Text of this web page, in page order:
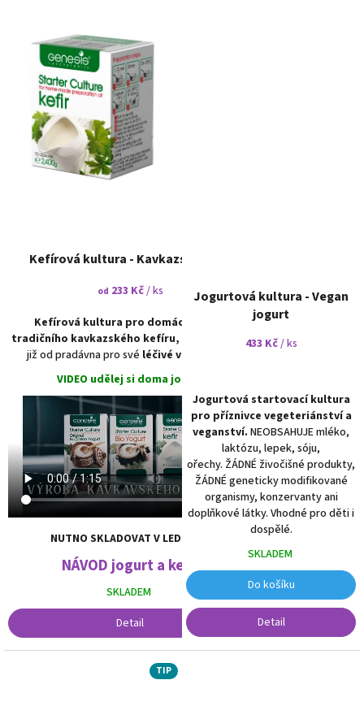
Kefírová kultura - Kavkazský kefir
od 233 Kč/ ks
Kefírová kultura pro domácí výrobu
tradičního kavkazského kefíru,
který je znám
již od pradávna pro své léčivé vlastnosti.
VIDEO udělej si doma jogurt:
NUTNO SKLADOVAT V LEDNICI !!
NÁVOD jogurt a kefír
SKLADEM
Detail
Jogurtová kultura - Vegan
jogurt
433 Kč/ ks
Jogurtová startovací kultura
pro příznivce vegeteriánství a
veganství. NEOBSAHUJE mléko,
laktózu, lepek, sóju,
ořechy. ŽÁDNÉ živočišné produkty,
ŽÁDNÉ geneticky modifikované
organismy, konzervanty ani
doplňkové látky. Vhodné pro děti i
dospělé.
SKLADEM
Do košíku
Detail
TIP